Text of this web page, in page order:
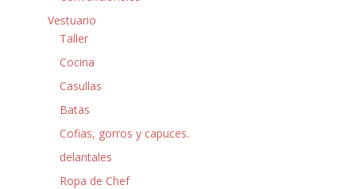
Vestuario
Taller
Cocina
Casullas
Batas
Cofias, gorros y capuces.
delantales
Ropa de Chef